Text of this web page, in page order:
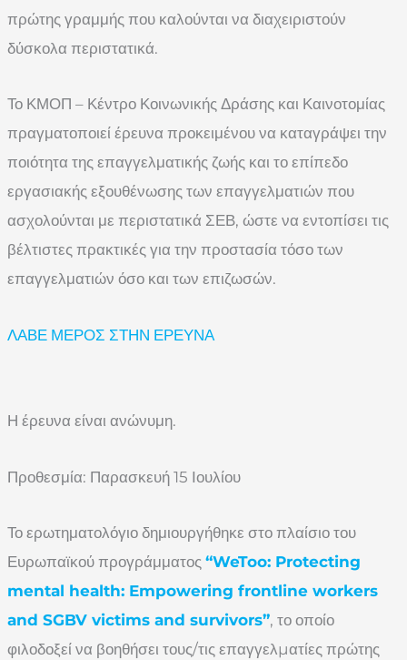
πρώτης γραμμής που καλούνται να διαχειριστούν
δύσκολα περιστατικά.
Το ΚΜΟΠ – Κέντρο Κοινωνικής Δράσης και Καινοτομίας
πραγματοποιεί έρευνα προκειμένου να καταγράψει την
ποιότητα της επαγγελματικής ζωής και το επίπεδο
εργασιακής εξουθένωσης των επαγγελματιών που
ασχολούνται με περιστατικά ΣΕΒ, ώστε να εντοπίσει τις
βέλτιστες πρακτικές για την προστασία τόσο των
επαγγελματιών όσο και των επιζωσών.
ΛΑΒΕ ΜΕΡΟΣ ΣΤΗΝ ΕΡΕΥΝΑ
Η έρευνα είναι ανώνυμη.
Προθεσμία: Παρασκευή 15 Ιουλίου
Το ερωτηματολόγιο δημιουργήθηκε στο πλαίσιο του
Ευρωπαϊκού προγράμματος “WeToo: Protecting
mental health: Empowering frontline workers
and SGBV victims and survivors”, το οποίο
φιλοδοξεί να βοηθήσει τους/τις επαγγελµατίες πρώτης